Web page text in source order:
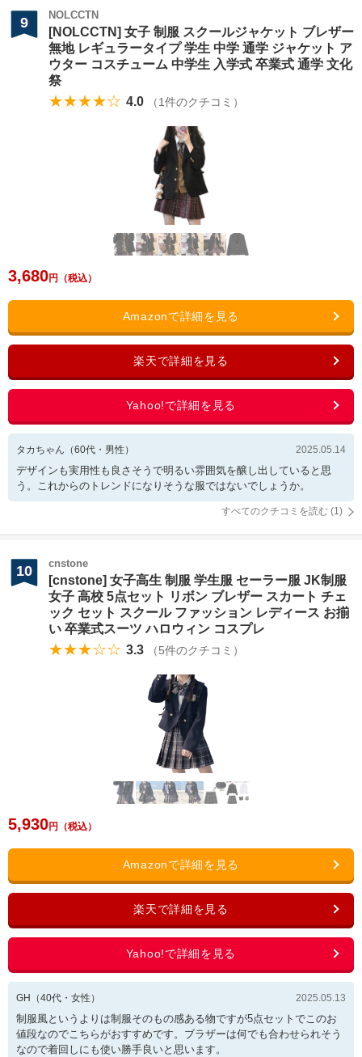
9 NOLCCTN
[NOLCCTN] 女子 制服 スクールジャケット ブレザー
無地 レギュラータイプ 学生 中学 通学 ジャケット ア
ウター コスチューム 中学生 入学式 卒業式 通学 文化
祭
★★★★☆ 4.0 （1件のクチコミ）
3,680
タカちゃん （60代・ 男性 ） 2025.05.14
デザインも実用性も良さそうで明るい雰囲気を醸し出していると思
う。これからのトレンドになりそうな服ではないでしょうか。
すべてのクチコミを読む (1)
10 cnstone
[cnstone] 女子高生 制服 学生服 セーラー服 JK制服
女子 高校 5点セット リボン ブレザー スカート チェ
ック セット スクール ファッション レディース お揃
い 卒業式スーツ ハロウィン コスプレ
★★★☆☆ 3.3 （5件のクチコミ）
5,930
GH （40代・ 女性 ） 2025.05.13
制服風というよりは制服そのもの感ある物ですが5点セットでこのお
値段なのでこちらがおすすめです。ブラザーは何でも合わせられそう
なので着回しにも使い勝手良いと思います。